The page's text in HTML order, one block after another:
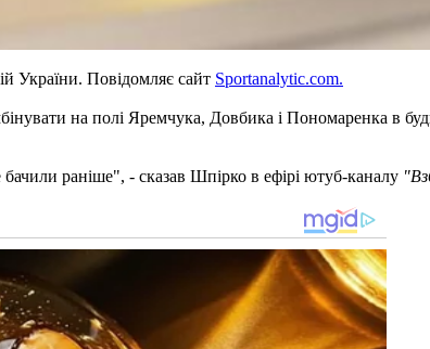
України. Повідомляє сайт Sportanalytic.com.
на полі Яремчука, Довбика і Пономаренка в
бачили раніше", - сказав Шпірко в ефірі ютуб-каналу